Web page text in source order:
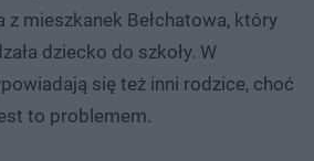
mieszkanek Bełchatowa, który
dziecko do szkoły. W
się też inni rodzice, choć
to problemem.